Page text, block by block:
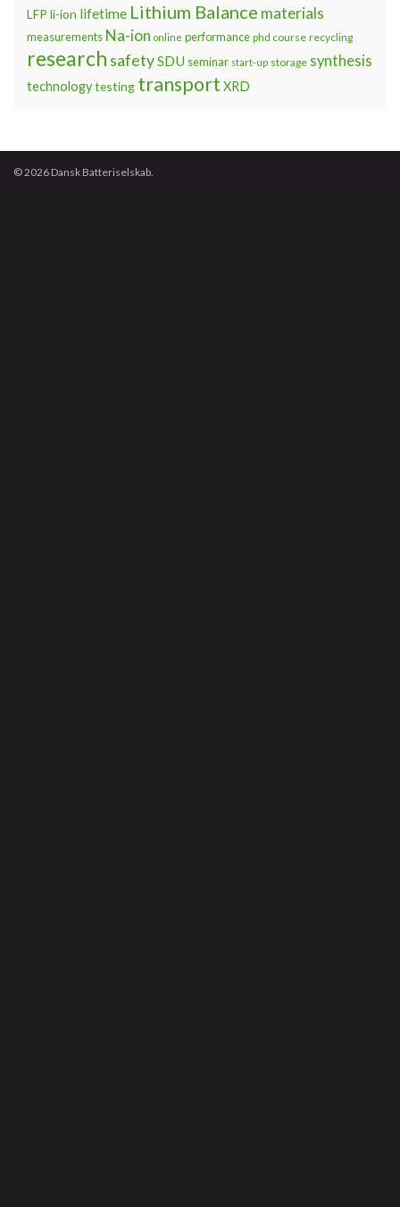
LFP li-ion lifetime Lithium Balance materials
measurements Na-ion online performance phd course recycling
research safetySDU seminar start-up storage synthesis
technologytesting transport XRD
© 2026 Dansk Batteriselskab.